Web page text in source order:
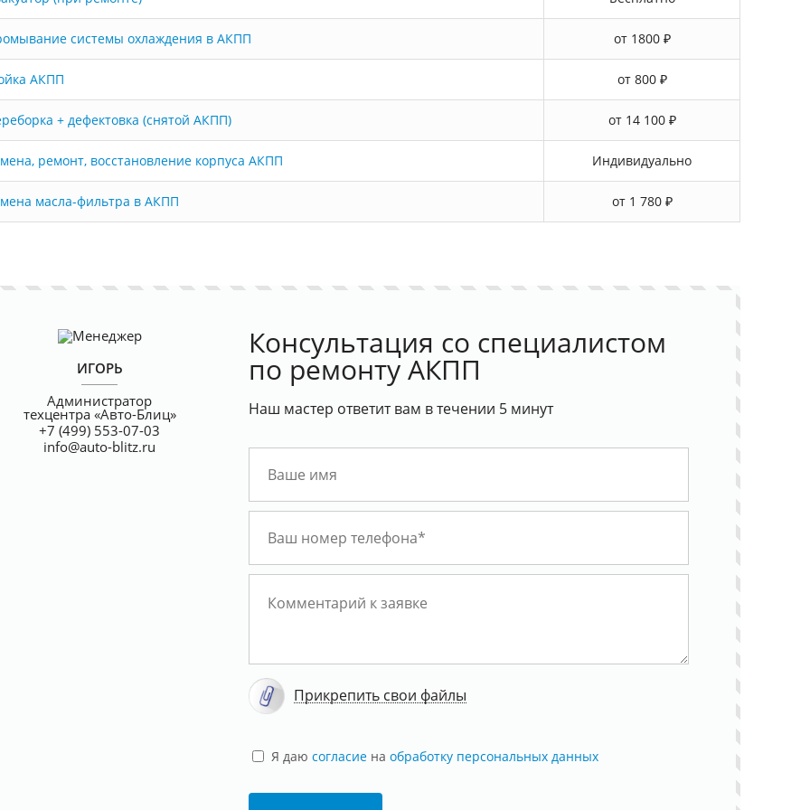
системы охлаждения в АКПП от 1800 ₽
АКПП от 800 ₽
+ дефектовка (снятой АКПП) от 14 100 ₽
ремонт, восстановление корпуса АКПП Индивидуально
масла-фильтра в АКПП от 1 780 ₽
ИГОРЬ
Администратор
техцентра «Авто-Блиц»
+7 (499) 553-07-03
info@auto-blitz.ru
Консультация со специалистом
по ремонту АКПП
Наш мастер ответит вам в течении 5 минут
Прикрепить свои файлы
Я даю согласиена обработку персональных данных